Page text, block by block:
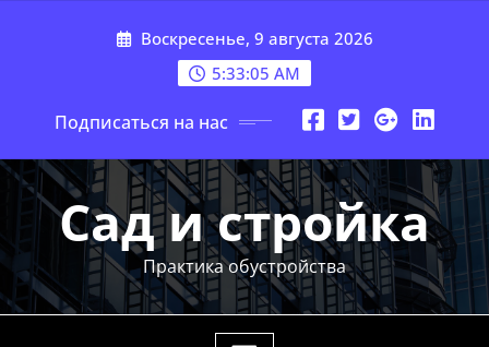
Воскресенье, 9 августа 2026
5:33:06 AM
Подписаться на нас
Сад и стройка
Практика обустройства